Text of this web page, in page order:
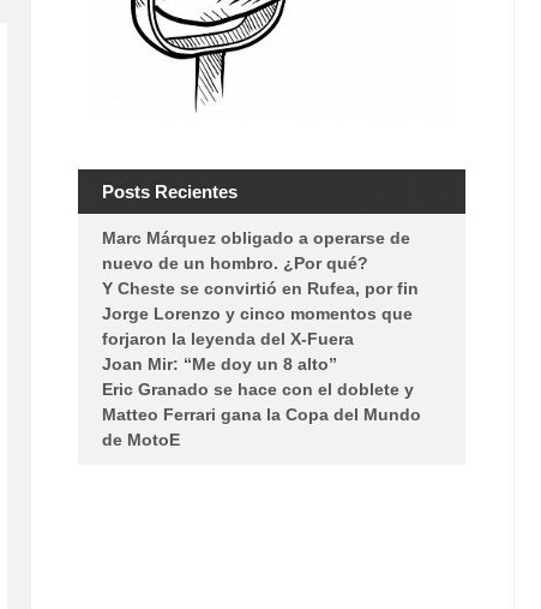
Posts Recientes
Marc Márquez obligado a operarse de
nuevo de un hombro. ¿Por qué?
Y Cheste se convirtió en Rufea, por fin
Jorge Lorenzo y cinco momentos que
forjaron la leyenda del X-Fuera
Joan Mir: “Me doy un 8 alto”
Eric Granado se hace con el doblete y
Matteo Ferrari gana la Copa del Mundo
de MotoE